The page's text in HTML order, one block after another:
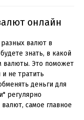
онлайн
валют в
знать, в какой
валюты. Это поможет
не тратить
деньги для
регулярно
самое главное